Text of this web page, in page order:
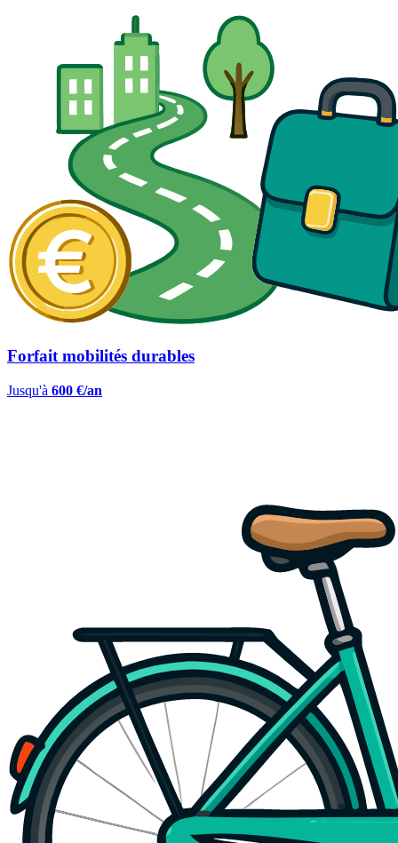
Forfait mobilités durables
Jusqu'à 600 €/an